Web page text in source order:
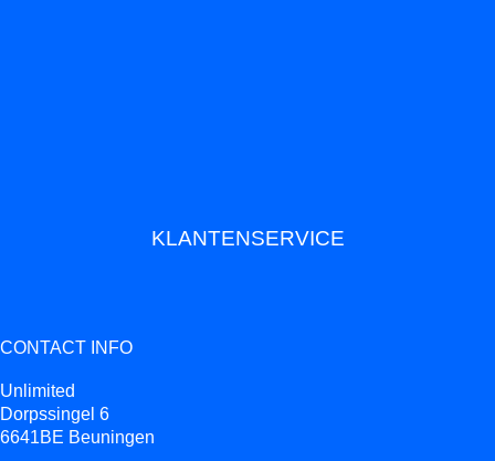
KLANTENSERVICE
CONTACT INFO
Unlimited
Dorpssingel 6
6641BE Beuningen